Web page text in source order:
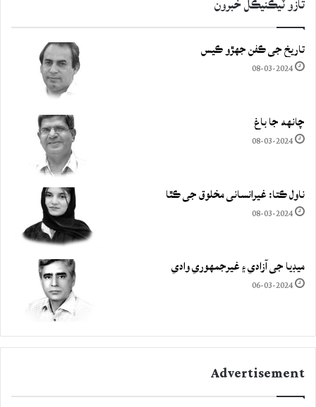
تاريخ جي ڪفن جھڙو ڪيس
08-03-2024
چانهه جا باغ
08-03-2024
ناول ڪتا: غيرانساني مخلوق جي ڪٿا
08-03-2024
ميڊيا جي آزادي ۽ غيرجمھوري وادي
06-03-2024
Advertisement